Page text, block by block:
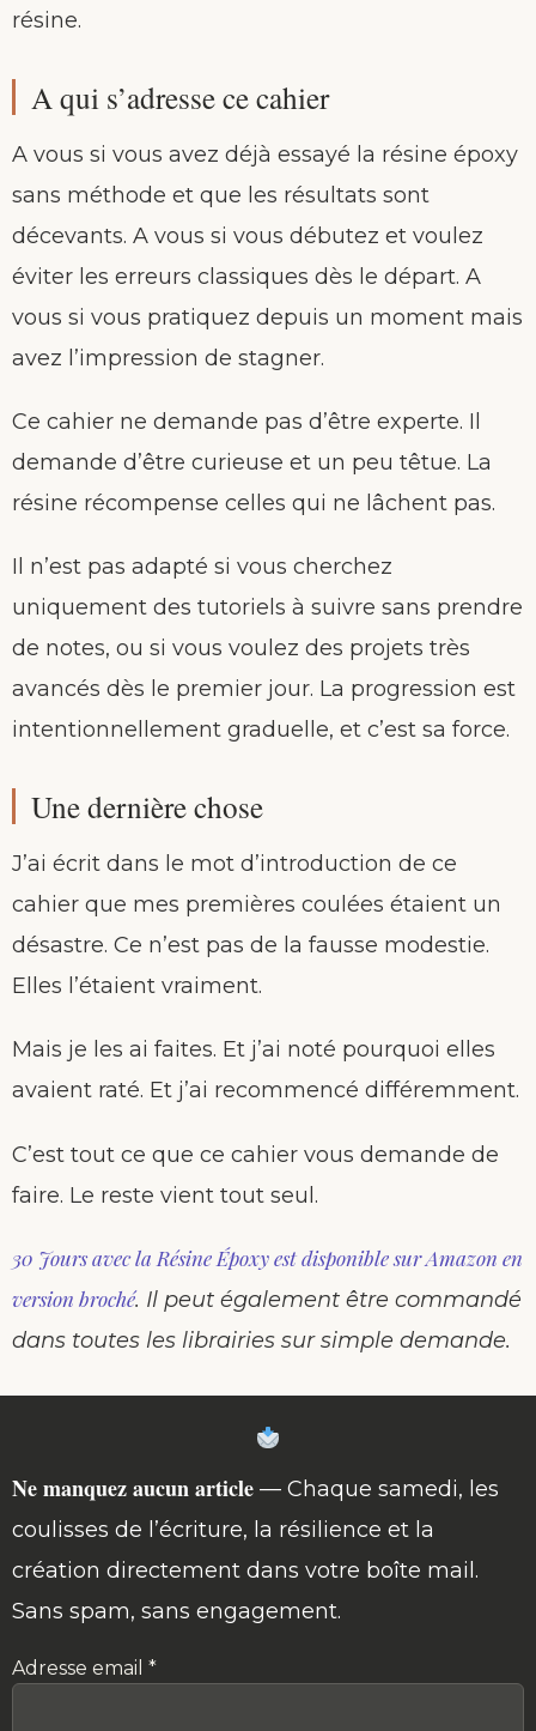
résine.
A qui s’adresse ce cahier
A vous si vous avez déjà essayé la résine époxy
sans méthode et que les résultats sont
décevants. A vous si vous débutez et voulez
éviter les erreurs classiques dès le départ. A
vous si vous pratiquez depuis un moment mais
avez l’impression de stagner.
Ce cahier ne demande pas d’être experte. Il
demande d’être curieuse et un peu têtue. La
résine récompense celles qui ne lâchent pas.
Il n’est pas adapté si vous cherchez
uniquement des tutoriels à suivre sans prendre
de notes, ou si vous voulez des projets très
avancés dès le premier jour. La progression est
intentionnellement graduelle, et c’est sa force.
Une dernière chose
J’ai écrit dans le mot d’introduction de ce
cahier que mes premières coulées étaient un
désastre. Ce n’est pas de la fausse modestie.
Elles l’étaient vraiment.
Mais je les ai faites. Et j’ai noté pourquoi elles
avaient raté. Et j’ai recommencé différemment.
C’est tout ce que ce cahier vous demande de
faire. Le reste vient tout seul.
30 Jours avec la Résine Époxy est disponible sur Amazon en
version broché. Il peut également être commandé
dans toutes les librairies sur simple demande.
Ne manquez aucun article — Chaque samedi, les
coulisses de l’écriture, la résilience et la
création directement dans votre boîte mail.
Sans spam, sans engagement.
Adresse email *